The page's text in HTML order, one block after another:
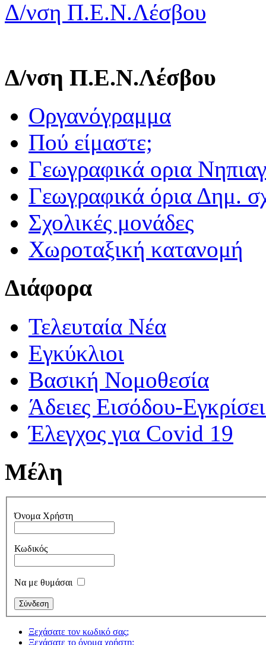
Δ/νση Π.Ε.Ν.Λέσβου
Δ/νση Π.Ε.Ν.Λέσβου
Οργανόγραμμα
Πού είμαστε;
Γεωγραφικά ορια
Γεωγραφικά όρια Δημ.
Σχολικές μονάδες
Χωροταξική κατανομή
Διάφορα
Τελευταία Νέα
Εγκύκλιοι
Βασική Νομοθεσία
Άδειες Εισόδου-
Έλεγχος για Covid 19
Μέλη
Όνομα Χρήστη
Κωδικός
Να με θυμάσαι
Ξεχάσατε τον κωδικό σας;
Ξεχάσατε το όνομα χρήστη;